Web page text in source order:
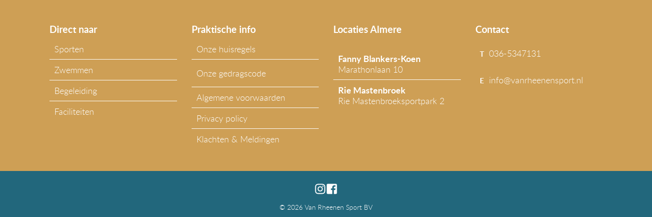
Direct naar
Sporten
Zwemmen
Begeleiding
Faciliteiten
Praktische info
Onze huisregels
Onze gedragscode
Algemene voorwaarden
Privacy policy
Klachten & Meldingen
Locaties Almere
Fanny Blankers-Koen
Marathonlaan 10
Rie Mastenbroek
Rie Mastenbroeksportpark 2
Contact
T 036-5347131
E info@vanrheenensport.nl
© 2026 Van Rheenen Sport BV